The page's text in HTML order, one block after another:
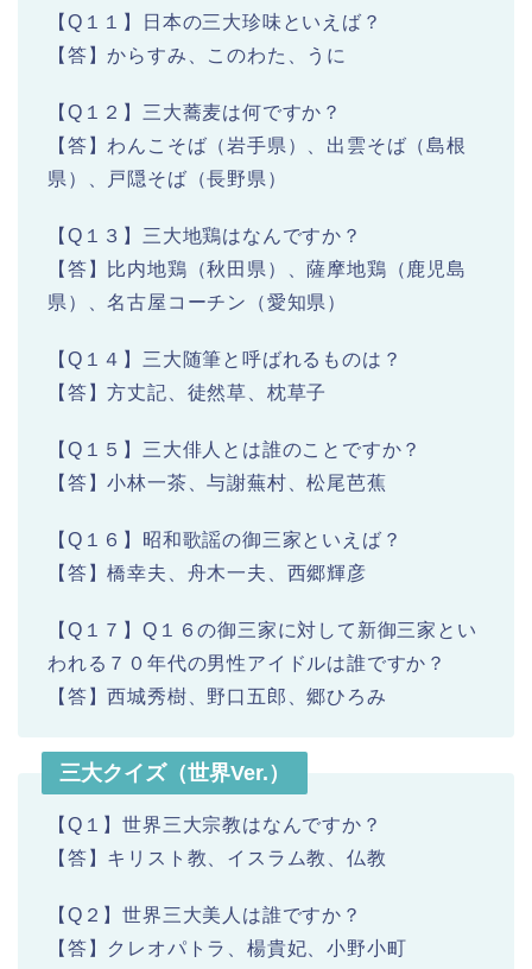
【Q１１】日本の三大珍味といえば？
【答】からすみ、このわた、うに
【Q１２】三大蕎麦は何ですか？
【答】わんこそば（岩手県）、出雲そば（島根
県）、戸隠そば（長野県）
【Q１３】三大地鶏はなんですか？
【答】比内地鶏（秋田県）、薩摩地鶏（鹿児島
県）、名古屋コーチン（愛知県）
【Q１４】三大随筆と呼ばれるものは？
【答】方丈記、徒然草、枕草子
【Q１５】三大俳人とは誰のことですか？
【答】小林一茶、与謝蕪村、松尾芭蕉
【Q１６】昭和歌謡の御三家といえば？
【答】橋幸夫、舟木一夫、西郷輝彦
【Q１７】Q１６の御三家に対して新御三家とい
われる７０年代の男性アイドルは誰ですか？
【答】西城秀樹、野口五郎、郷ひろみ
三大クイズ（世界Ver.）
【Q１】世界三大宗教はなんですか？
【答】キリスト教、イスラム教、仏教
【Q２】世界三大美人は誰ですか？
【答】クレオパトラ、楊貴妃、小野小町